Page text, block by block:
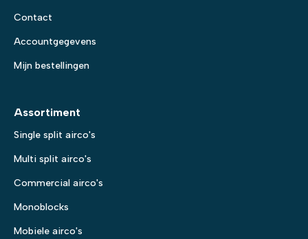
Contact
Accountgegevens
Mijn bestellingen
Assortiment
Single split airco's
Multi split airco's
Commercial airco's
Monoblocks
Mobiele airco's